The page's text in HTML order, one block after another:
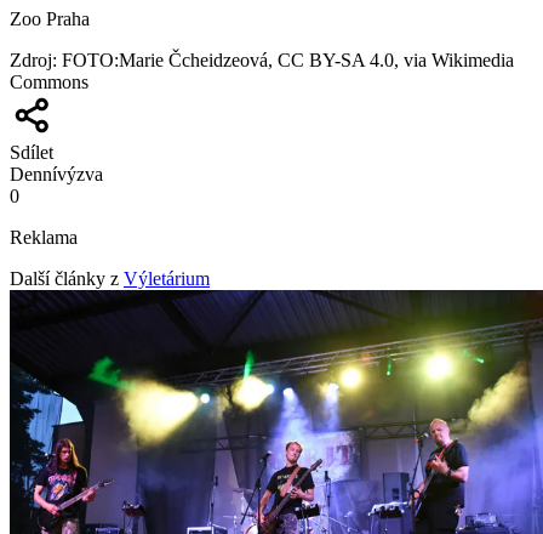
Zoo Praha
Zdroj: FOTO:Marie Čcheidzeová, CC BY-SA 4.0, via Wikimedia
Commons
Sdílet
Dennívýzva
0
Reklama
Další články z Výletárium